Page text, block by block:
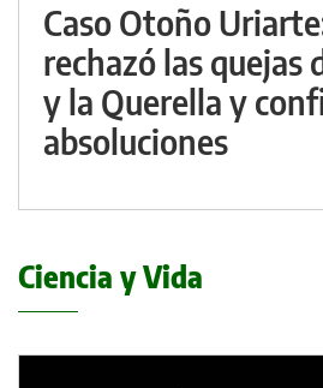
Caso Otoño
rechazó las quejas
y la Querella y
absoluciones
Ciencia y Vida